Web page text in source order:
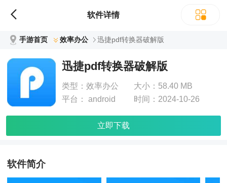
软件详情
手游首页 效率办公 迅捷pdf转换器破解版
迅捷pdf转换器破解版
类型： 效率办公 大小： 58.40 MB
平台：
android 时间： 2024-10-26
立即下载
软件简介